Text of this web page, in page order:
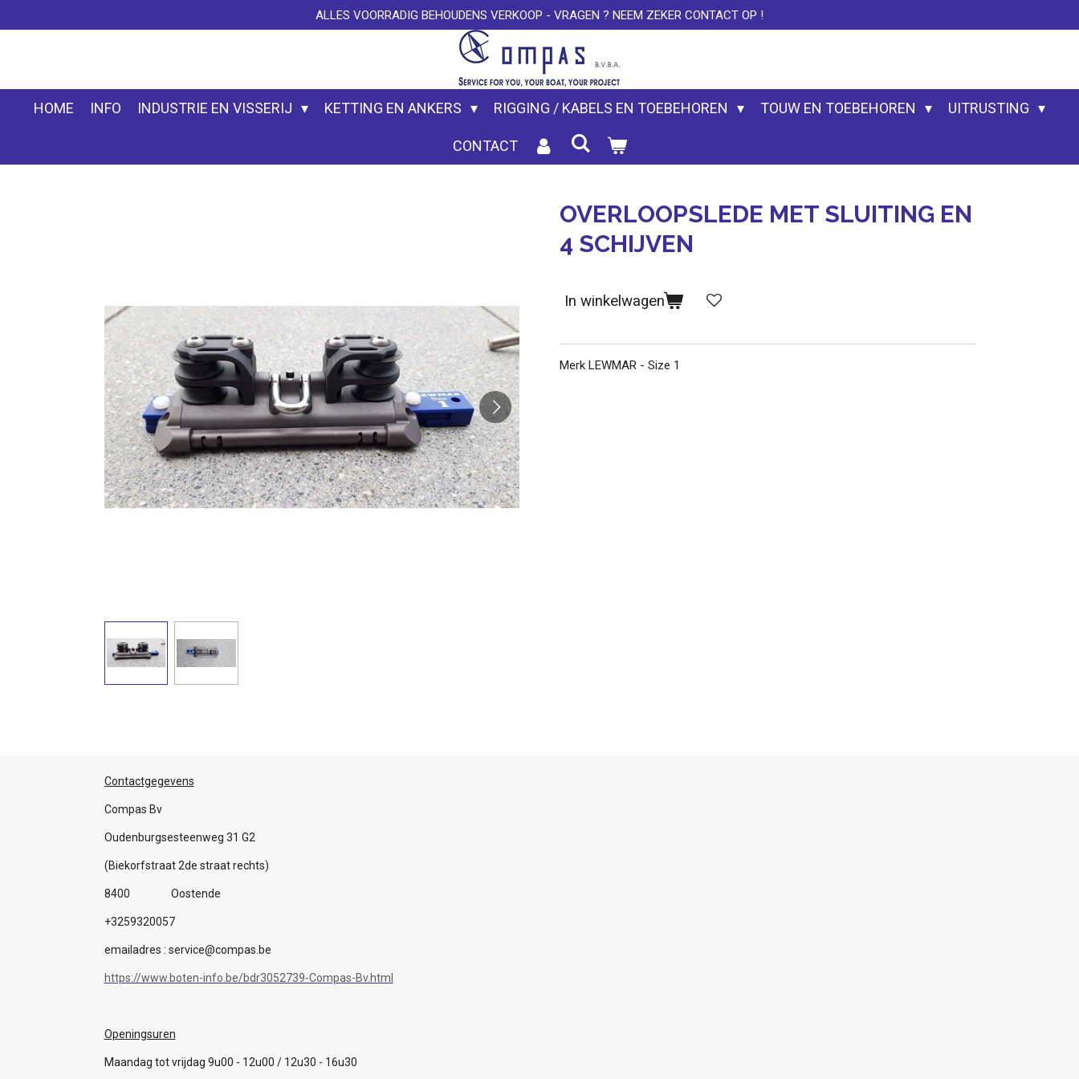
direct
hoofdinhoud
ALLES VOORRADIG BEHOUDENS VERKOOP - VRAGEN ? NEEM ZEKER CONTACT OP !
HOME INFO INDUSTRIE EN VISSERIJ KETTING EN ANKERS RIGGING / KABELS EN TOEBEHOREN TOUW EN TOEBEHOREN UITRUSTING
CONTACT
OVERLOOPSLEDE MET SLUITING EN
4 SCHIJVEN
In winkelwagen
Merk LEWMAR - Size 1
Contactgegevens
Compas Bv
Oudenburgsesteenweg 31 G2
(Biekorfstraat 2de straat rechts)
8400 Oostende
+3259320057
emailadres : service@compas.be
https://www.boten-info.be/bdr3052739-Compas-Bv.html
Openingsuren
Maandag tot vrijdag 9u00 - 12u00 / 12u30 - 16u30